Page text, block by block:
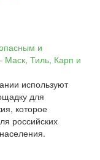
используют
для
которое
российских